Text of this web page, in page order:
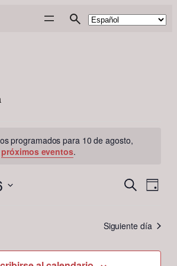
programados para 10 de agosto,
próximos eventos.
Buscar
de
Día
Siguiente día